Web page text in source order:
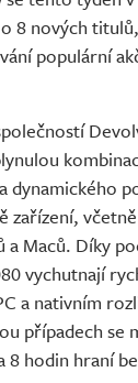
8 nových
populární
dynamického
zařízení,
Maců. Díky
vychutnají
a nativním
případech se
8 hodin hraní